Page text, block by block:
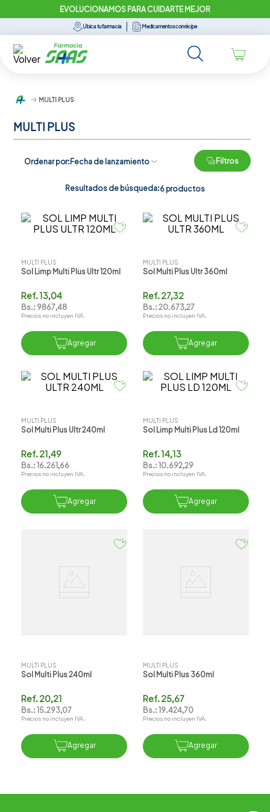
EVOLUCIONAMOS PARA CUIDARTE MEJOR
Ubica tu farmacia Medicamentos con récipe
MULTI PLUS
MULTI PLUS
Ordenar por Fecha de lanzamiento Filtros
Resultados de búsqueda:6 productos
MULTI PLUS
Sol Limp Multi Plus Ultr 120ml
Ref.13,04
Bs.: 9867,48
Precios no incluyen IVA.
Agregar
MULTI PLUS
Sol Multi Plus Ultr 360ml
Ref.27,32
Bs.:20.673,27
Precios no incluyen IVA.
Agregar
MULTI PLUS
Sol Multi Plus Ultr 240ml
Ref.21,49
Bs.:16.261,66
Precios no incluyen IVA.
Agregar
MULTI PLUS
Sol Limp Multi Plus Ld 120ml
Ref.14,13
Bs.:10.692,29
Precios no incluyen IVA.
Agregar
MULTI PLUS
Sol Multi Plus 240ml
Ref.20,21
Bs.:15.293,07
Precios no incluyen IVA.
Agregar
MULTI PLUS
Sol Multi Plus 360ml
Ref.25,67
Bs.:19.424,70
Precios no incluyen IVA.
Agregar